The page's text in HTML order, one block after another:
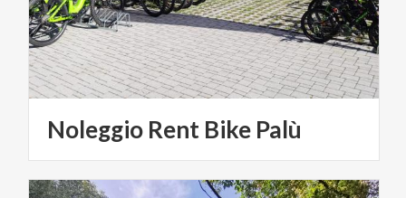
Noleggio Rent Bike Palù